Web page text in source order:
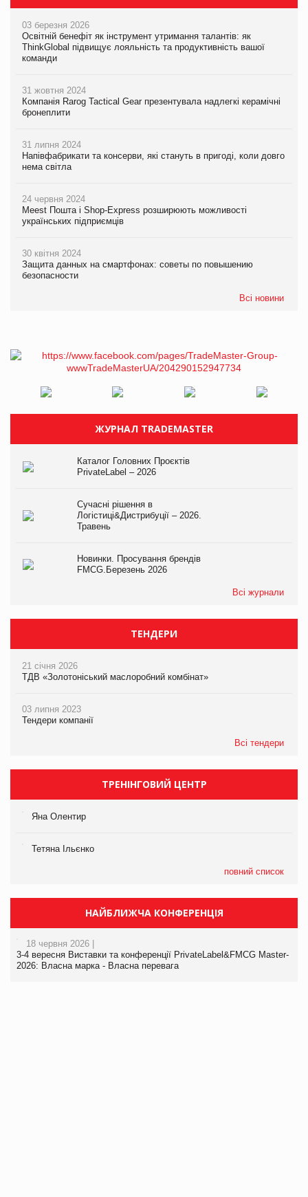
03 березня 2026
Освітній бенефіт як інструмент утримання талантів: як
ThinkGlobal підвищує лояльність та продуктивність вашої
команди
31 жовтня 2024
Компанія Rarog Tactical Gear презентувала надлегкі керамічні
бронеплити
31 липня 2024
Напівфабрикати та консерви, які стануть в пригоді, коли довго
нема світла
24 червня 2024
Meest Пошта і Shop-Express розширюють можливості
українських підприємців
30 квітня 2024
Защита данных на смартфонах: советы по повышению
безопасности
Всі новини
ЖУРНАЛ TRADEMASTER
Каталог Головних Проєктів
PrivateLabel – 2026
Сучасні рішення в
Логістиці&Дистрибуції – 2026.
Травень
Новинки. Просування брендів
FMCG.Березень 2026
Всі журнали
ТЕНДЕРИ
21 січня 2026
ТДВ «Золотоніський маслоробний комбінат»
03 липня 2023
Тендери компанії
Всі тендери
ТРЕНІНГОВИЙ ЦЕНТР
Яна Олентир
Тетяна Ільєнко
повний список
НАЙБЛИЖЧА КОНФЕРЕНЦІЯ
18 червня 2026 |
3-4 вересня Виставки та конференції PrivateLabel&FMCG Master-
2026: Власна марка - Власна перевага